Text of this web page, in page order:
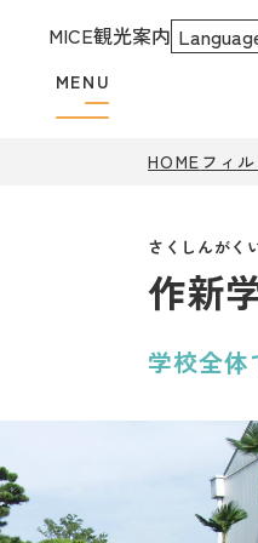
MENU
MICE観光案内
HOME フィ
作新
学校全体